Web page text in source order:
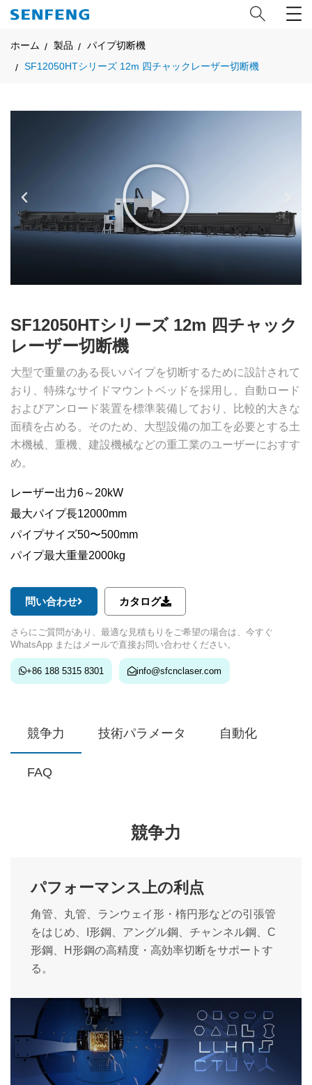
ホーム 製品
パイプ切断機
SF12050HTシリーズ 12m 四チャックレーザー切断機
SF12050HTシリーズ 12m 四チャック
レーザー切断機
大型で重量のある長いパイプを切断するために設計されて
おり、特殊なサイドマウントベッドを採用し、自動ロード
およびアンロード装置を標準装備しており、比較的大きな
面積を占める。そのため、大型設備の加工を必要とする土
木機械、重機、建設機械などの重工業のユーザーにおすす
め。
レーザー出力6～20kW
最大パイプ長12000mm
パイプサイズ50〜500mm
パイプ最大重量2000kg
問い合わせ カタログ
さらにご質問があり、最適な見積もりをご希望の場合は、今すぐ
WhatsApp またはメールで直接お問い合わせください。
+86 188 5315 8301 info@sfcnclaser.com
競争力 技術パラメータ 自動化
FAQ
競争力
パフォーマンス上の利点
角管、丸管、ランウェイ形・楕円形などの引張管
をはじめ、I形鋼、アングル鋼、チャンネル鋼、C
形鋼、H形鋼の高精度・高効率切断をサポートす
る。